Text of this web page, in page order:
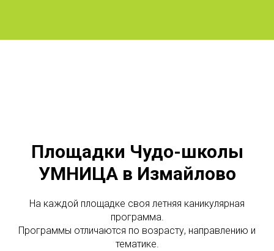
Площадки Чудо-школы
УМНИЦА в Измайлово
На каждой площадке своя летняя каникулярная
программа.
Программы отличаются по возрасту, направлению и
тематике.